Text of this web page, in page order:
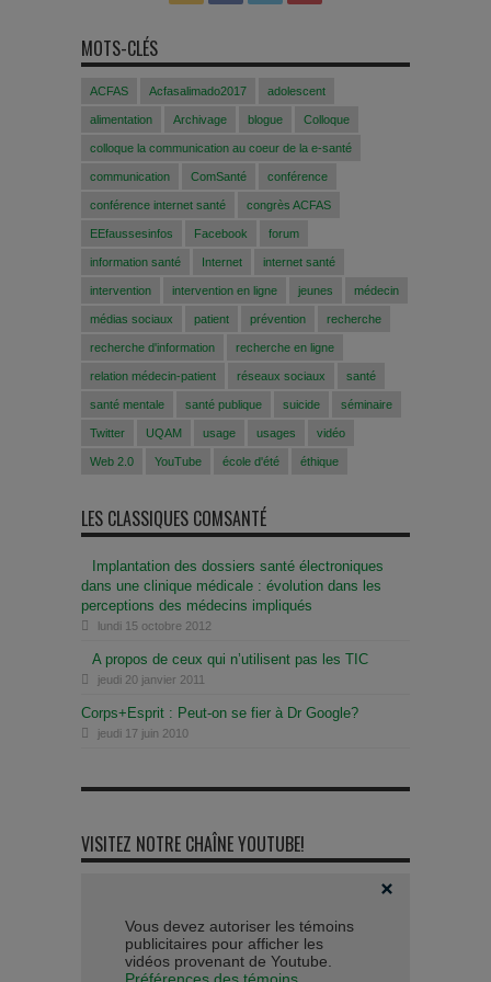
MOTS-CLÉS
ACFAS Acfasalimado2017 adolescent
alimentation Archivage blogue Colloque
colloque la communication au coeur de la e-santé
communication ComSanté conférence
conférence internet santé congrès ACFAS
EEfaussesinfos Facebook forum
information santé Internet internet santé
intervention intervention en ligne jeunes médecin
médias sociaux patient prévention recherche
recherche d'information recherche en ligne
relation médecin-patient réseaux sociaux santé
santé mentale santé publique suicide séminaire
Twitter UQAM usage usages vidéo
Web 2.0 YouTube école d'été éthique
LES CLASSIQUES COMSANTÉ
Implantation des dossiers santé électroniques
dans une clinique médicale : évolution dans les
perceptions des médecins impliqués
lundi 15 octobre 2012
A propos de ceux qui n’utilisent pas les TIC
jeudi 20 janvier 2011
Corps+Esprit : Peut-on se fier à Dr Google?
jeudi 17 juin 2010
VISITEZ NOTRE CHAÎNE YOUTUBE!
Vous devez autoriser les témoins
publicitaires pour afficher les
vidéos provenant de Youtube.